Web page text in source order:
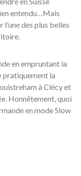
entendu…Mais
des plus belles
en empruntant la
pratiquement la
à Clécy et
Honnêtement, quoi
en mode Slow